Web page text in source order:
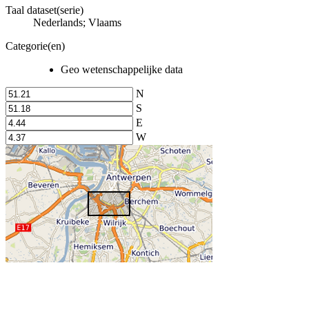
Taal dataset(serie)
Nederlands; Vlaams
Categorie(en)
Geo wetenschappelijke data
N
S
E
W